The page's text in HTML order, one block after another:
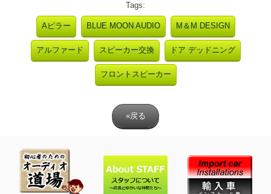
Tags:
Aピラー BLUE MOON AUDIO M＆M DESIGN
アルファード スピーカー交換 ドア デッドニング
フロントスピーカー
«戻る